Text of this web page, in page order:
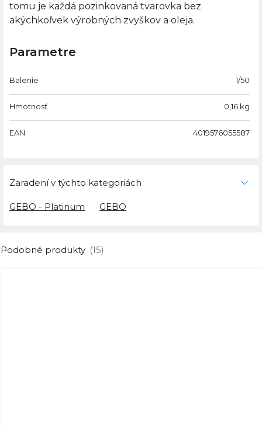
tomu je každá pozinkovaná tvarovka bez
akýchkoľvek výrobných zvyškov a oleja.
Parametre
Balenie 1/50
Hmotnosť 0,16 kg
EAN 4019576055587
Zaradení v týchto kategoriách
GEBO - Platinum GEBO
Podobné produkty (15)